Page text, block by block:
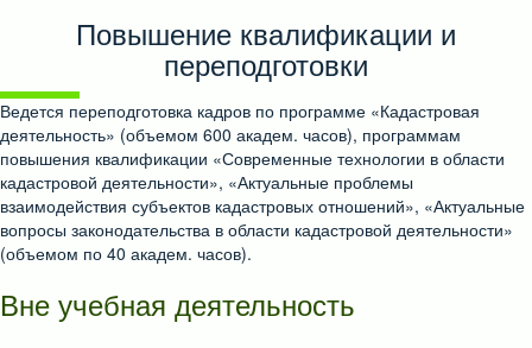
Повышение квалификации и
переподготовки
Ведется переподготовка кадров по программе «Кадастровая
деятельность» (объемом 600 академ. часов), программам
повышения квалификации «Современные технологии в области
кадастровой деятельности», «Актуальные проблемы
взаимодействия субъектов кадастровых отношений», «Актуальные
вопросы законодательства в области кадастровой деятельности»
(объемом по 40 академ. часов).
Вне учебная деятельность